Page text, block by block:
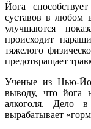
Йога
суставов в любом
улучшаются
происходит
тяжелого
предотвращает
Ученые из Нью-
выводу, что йога
алкоголя. Дело
вырабатывает